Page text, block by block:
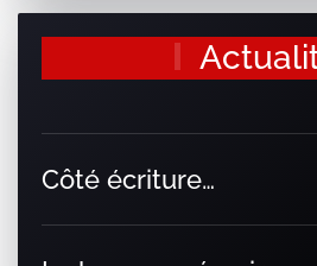
Côté écriture…